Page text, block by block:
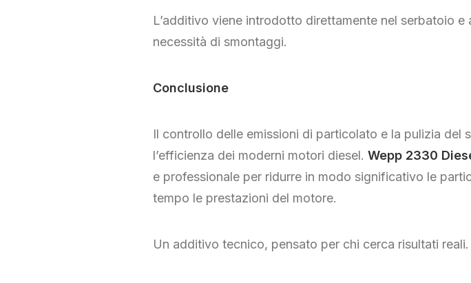
L’additivo viene introdotto direttamente nel serbatoio
necessità di smontaggi.
Conclusione
Il controllo delle emissioni di particolato e la pulizia del
l’efficienza dei moderni motori diesel. Wepp 2330
e professionale per ridurre in modo significativo le
tempo le prestazioni del motore.
Un additivo tecnico, pensato per chi cerca risultati reali.